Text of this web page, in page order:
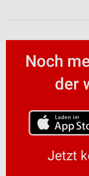
Noch
der
Jetzt